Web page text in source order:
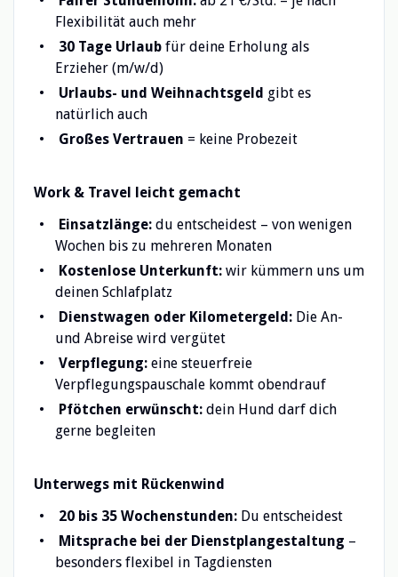
Flexibilität auch mehr
30 Tage Urlaubfür deine Erholung als
Erzieher (m/w/d)
Urlaubs- und Weihnachtsgeld gibt es
natürlich auch
Großes Vertrauen = keine Probezeit
Work & Travel leicht gemacht
Einsatzlänge:du entscheidest – von wenigen
Wochen bis zu mehreren Monaten
Kostenlose Unterkunft:wir kümmern uns um
deinen Schlafplatz
Dienstwagen oder Kilometergeld:Die An-
und Abreise wird vergütet
Verpflegung:eine steuerfreie
Verpflegungspauschale kommt obendrauf
Pfötchen erwünscht:dein Hund darf dich
gerne begleiten
Unterwegs mit Rückenwind
20 bis 35 Wochenstunden:Du entscheidest
Mitsprache bei der Dienstplangestaltung –
besonders flexibel in Tagdiensten